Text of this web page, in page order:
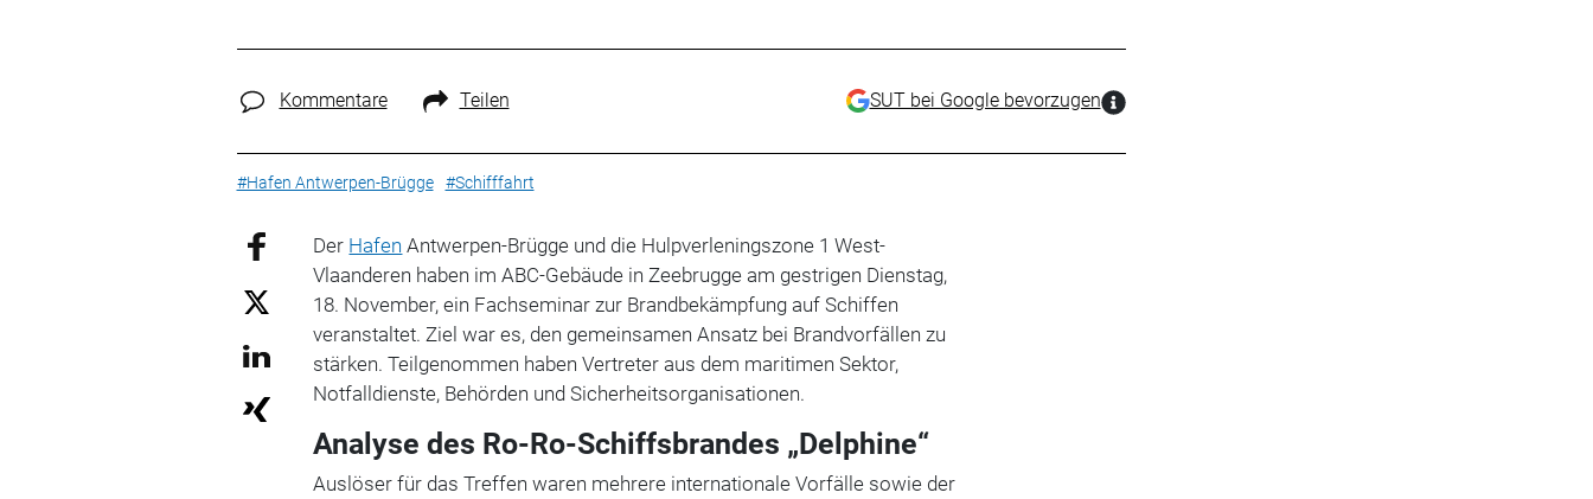
Kommentare Teilen SUT bei Google bevorzugen
#Hafen Antwerpen-Brügge #Schifffahrt
Der Hafen Antwerpen-Brügge und die Hulpverleningszone 1 West-
Vlaanderen haben im ABC-Gebäude in Zeebrugge am gestrigen Dienstag,
18. November, ein Fachseminar zur Brandbekämpfung auf Schiffen
veranstaltet. Ziel war es, den gemeinsamen Ansatz bei Brandvorfällen zu
stärken. Teilgenommen haben Vertreter aus dem maritimen Sektor,
Notfalldienste, Behörden und Sicherheitsorganisationen.
Analyse des Ro-Ro-Schiffsbrandes „Delphine“
Auslöser für das Treffen waren mehrere internationale Vorfälle sowie der